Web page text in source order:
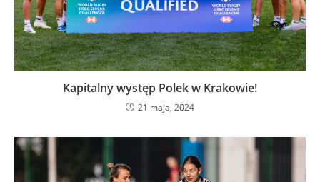
Kapitalny występ Polek w Krakowie!
21 maja, 2024